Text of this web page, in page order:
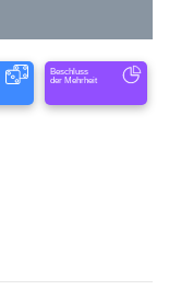
Beschluss
der Mehrheit